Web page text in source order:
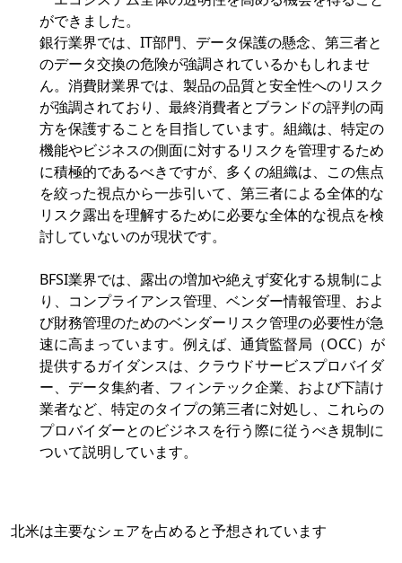
ができました。
銀行業界では、IT部門、データ保護の懸念、第三者と
のデータ交換の危険が強調されているかもしれませ
ん。消費財業界では、製品の品質と安全性へのリスク
が強調されており、最終消費者とブランドの評判の両
方を保護することを目指しています。組織は、特定の
機能やビジネスの側面に対するリスクを管理するため
に積極的であるべきですが、多くの組織は、この焦点
を絞った視点から一歩引いて、第三者による全体的な
リスク露出を理解するために必要な全体的な視点を検
討していないのが現状です。
BFSI業界では、露出の増加や絶えず変化する規制によ
り、コンプライアンス管理、ベンダー情報管理、およ
び財務管理のためのベンダーリスク管理の必要性が急
速に高まっています。例えば、通貨監督局（OCC）が
提供するガイダンスは、クラウドサービスプロバイダ
ー、データ集約者、フィンテック企業、および下請け
業者など、特定のタイプの第三者に対処し、これらの
プロバイダーとのビジネスを行う際に従うべき規制に
ついて説明しています。
北米は主要なシェアを占めると予想されています